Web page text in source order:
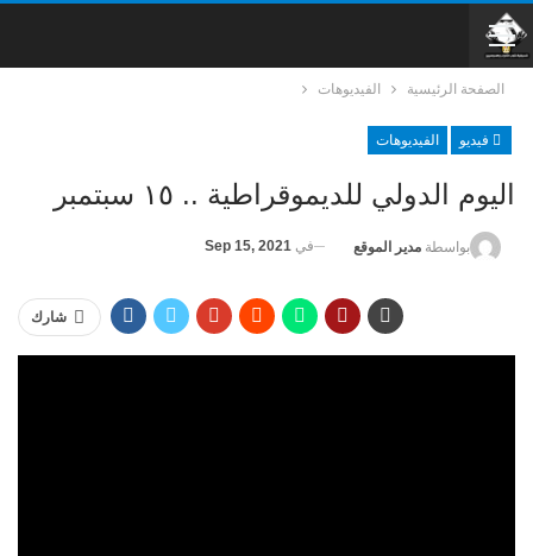
الصفحة الرئيسية الفيديوهات
فيديو الفيديوهات
اليوم الدولي للديموقراطية .. ١٥ سبتمبر
بواسطة مدير الموقع في Sep 15, 2021
شارك